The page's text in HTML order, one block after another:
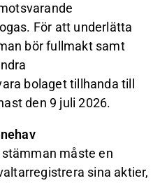
För att underlätta
bör fullmakt samt
bolaget tillhanda till
den 9 juli 2026.
måste en
sina aktier,